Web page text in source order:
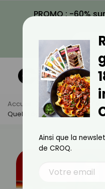
PROMO : -60%
Accueil Actus
Bien-Être
Quels Légumes Pour
Ainsi que la
de CROQ.